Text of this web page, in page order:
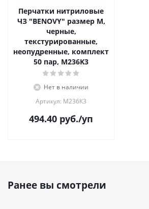
Перчатки нитриловые
ЧЗ "BENOVY" размер М,
черные,
текстурированные,
неопудренные, комплект
50 пар, M236K3
Нет в наличии
Артикул: М236К3
494.40 руб./уп
Ранее вы смотрели